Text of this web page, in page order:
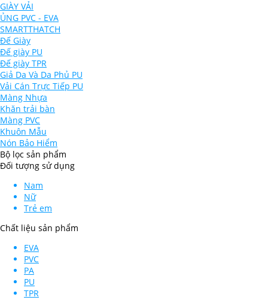
GIÀY VẢI
ỦNG PVC - EVA
SMARTTHATCH
Đế Giày
Đế giày PU
Đế giày TPR
Giả Da Và Da Phủ PU
Vải Cán Trực Tiếp PU
Màng Nhựa
Khăn trải bàn
Màng PVC
Khuôn Mẫu
Nón Bảo Hiểm
Bộ lọc sản phẩm
Đối tượng sử dụng
Nam
Nữ
Trẻ em
Chất liệu sản phẩm
EVA
PVC
PA
PU
TPR